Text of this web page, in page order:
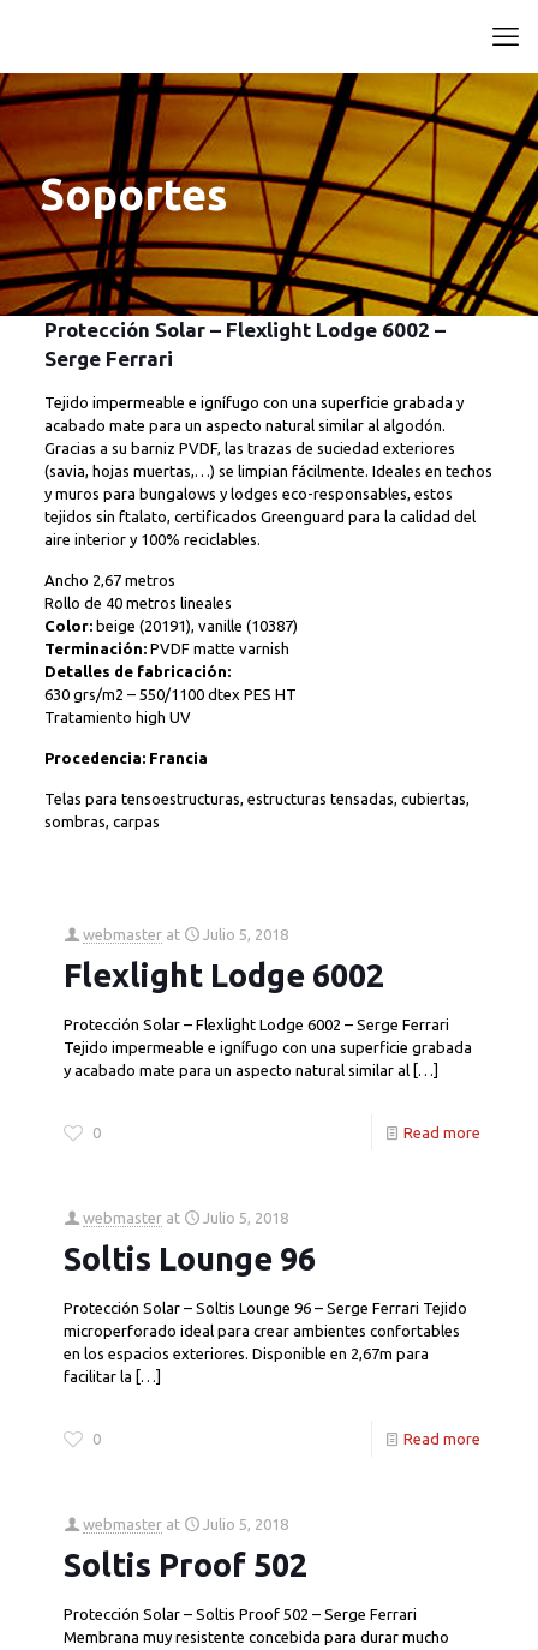
Soportes
Protección Solar – Flexlight Lodge 6002 –
Serge Ferrari
Tejido impermeable e ignífugo con una superficie grabada y
acabado mate para un aspecto natural similar al algodón.
Gracias a su barniz PVDF, las trazas de suciedad exteriores
(savia, hojas muertas,…) se limpian fácilmente. Ideales en techos
y muros para bungalows y lodges eco-responsables, estos
tejidos sin ftalato, certificados Greenguard para la calidad del
aire interior y 100% reciclables.
Ancho 2,67 metros
Rollo de 40 metros lineales
Color:beige (20191), vanille (10387)
Terminación:PVDF matte varnish
Detalles de fabricación:
630 grs/m2 – 550/1100 dtex PES HT
Tratamiento high UV
Procedencia: Francia
Telas para tensoestructuras, estructuras tensadas, cubiertas,
sombras, carpas
webmaster at Julio 5, 2018
Flexlight Lodge 6002
Protección Solar – Flexlight Lodge 6002 – Serge Ferrari
Tejido impermeable e ignífugo con una superficie grabada
y acabado mate para un aspecto natural similar al […]
0 Read more
webmaster at Julio 5, 2018
Soltis Lounge 96
Protección Solar – Soltis Lounge 96 – Serge Ferrari Tejido
microperforado ideal para crear ambientes confortables
en los espacios exteriores. Disponible en 2,67m para
facilitar la […]
0 Read more
webmaster at Julio 5, 2018
Soltis Proof 502
Protección Solar – Soltis Proof 502 – Serge Ferrari
Membrana muy resistente concebida para durar mucho